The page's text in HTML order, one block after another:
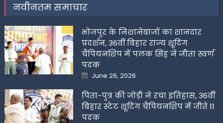
नवीनतम समाचार
भोजपुर के निशानेबाजों का शानदार
प्रदर्शन, 36वीं बिहार राज्य शूटिंग
चैंपियनशिप में पलक सिंह ने जीता स्वर्ण
पदक
Posted
on
June 26, 2026
पिता-पुत्र की जोड़ी ने रचा इतिहास, 36वीं
बिहार स्टेट शूटिंग चैंपियनशिप में जीते 11
पदक